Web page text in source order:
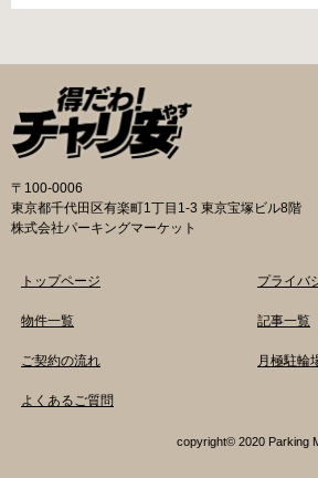
の地図が置いてあります
線、都営新宿・三田線神保
手町高架下自転車保管場所
二丁目4番 電話 050-2018-
車対策コールセンター）
線大手町駅B3出口 返還の
料 2,000円 自転車の鍵 身
保管場所 住所 新宿区内
3896 最寄駅 東京メトロ丸
から徒歩6分 JR新宿駅から
の自転車駐輪場 利用方法
申請期間内に利用登録申請
1,396KB） と必要書類を環
あてに郵送（申請期間消印
内に環境まちづくり総務課
さい（郵送先・各出張所の
ファクス・メールでは申請
生活保護受給者免除（詳し
3,000円（区内、区外在住
細は各駐輪場または管理会
千代田区HPはこちら 新宿
〒100-0006
東京都千代田区有楽町1丁目1-3 東京宝塚ビル8階
株式会社パーキングマーケット
トップページ
物件一覧
ご契約の流れ
よくあるご質問
プライバ
記事一覧
月極駐輪
copyright© 2020 Parking